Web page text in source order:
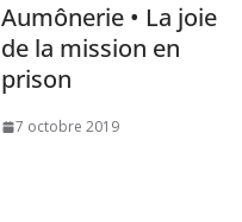
Aumônerie • La joie
de la mission en
prison
7 octobre 2019